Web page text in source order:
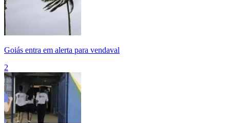
Goiás entra em alerta para vendaval
2